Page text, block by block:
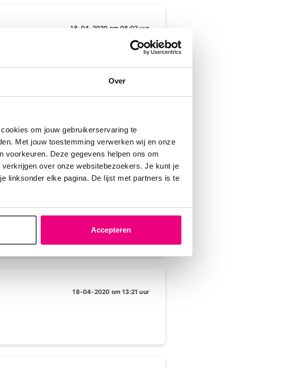
Over
om jouw gebruikerservaring te
Met jouw toestemming verwerken wij en onze
Deze gegevens helpen ons om
over onze websitebezoekers. Je kunt je
linksonder elke pagina. De lijst met partners is te
Accepteren
18-04-2020 om 08:02 uur
18-04-2020 om 13:21 uur